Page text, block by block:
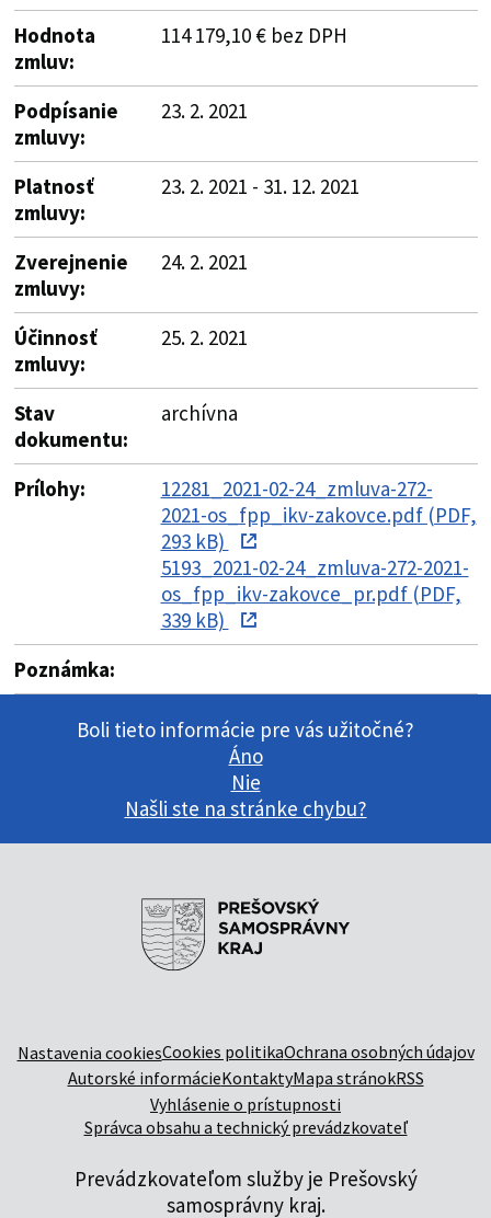
Hodnota
zmluv:
114 179,10 € bez DPH
Podpísanie
zmluvy:
23. 2. 2021
Platnosť
zmluvy:
23. 2. 2021 - 31. 12. 2021
Zverejnenie
zmluvy:
24. 2. 2021
Účinnosť
zmluvy:
25. 2. 2021
Stav
dokumentu:
archívna
Prílohy:
12281_2021-02-24_zmluva-272-
2021-os_fpp_ikv-zakovce.pdf (PDF,
293 kB)
5193_2021-02-24_zmluva-272-2021-
os_fpp_ikv-zakovce_pr.pdf (PDF,
339 kB)
Poznámka:
Boli tieto informácie pre vás užitočné?
Áno
Nie
Našli ste na stránke chybu?
Nastavenia cookiesCookies politikaOchrana osobných údajov
Autorské informácieKontaktyMapa stránokRSS
Vyhlásenie o prístupnosti
Správca obsahu a technický prevádzkovateľ
Prevádzkovateľom služby je Prešovský
samosprávny kraj.